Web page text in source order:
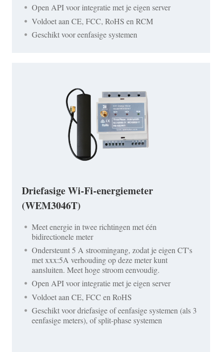
Open API voor integratie met je eigen server
Voldoet aan CE, FCC, RoHS en RCM
Geschikt voor eenfasige systemen
Driefasige Wi-Fi-energiemeter
(WEM3046T)
Meet energie in twee richtingen met één
bidirectionele meter
Ondersteunt 5 A stroomingang, zodat je eigen CT's
met xxx:5A verhouding op deze meter kunt
aansluiten. Meet hoge stroom eenvoudig.
Open API voor integratie met je eigen server
Voldoet aan CE, FCC en RoHS
Geschikt voor driefasige of eenfasige systemen (als 3
eenfasige meters), of split-phase systemen